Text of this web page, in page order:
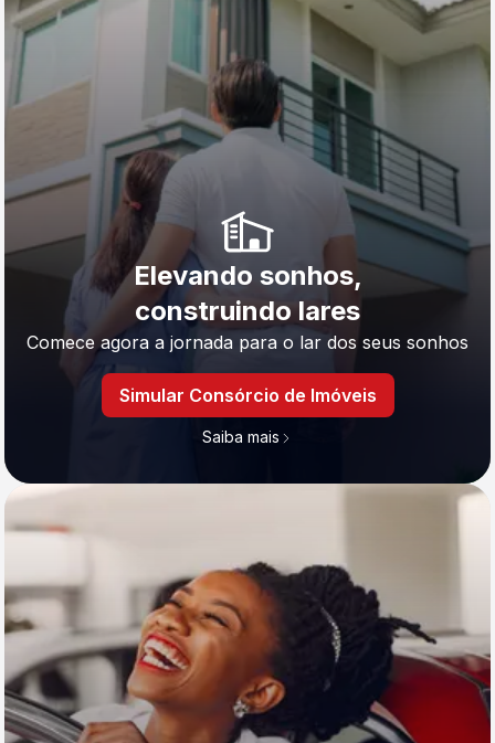
Elevando sonhos,
construindo lares
Comece agora a jornada para o lar dos seus sonhos
Simular Consórcio de Imóveis
Saiba mais